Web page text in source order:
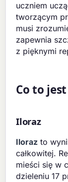
uczniem
tworzącym
musi
zapewnia
z pięknymi
Co to
Iloraz
Iloraz to
całkowitej.
mieści się w
dzieleniu 17